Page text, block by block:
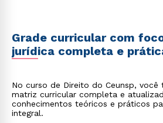
Grade curricular com
jurídica completa e
No curso de Direito do Ceunsp, você
matriz curricular completa e
conhecimentos teóricos e práticos
integral.